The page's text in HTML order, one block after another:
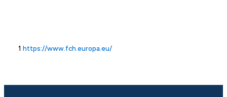
1 https://www.fch.europa.eu/